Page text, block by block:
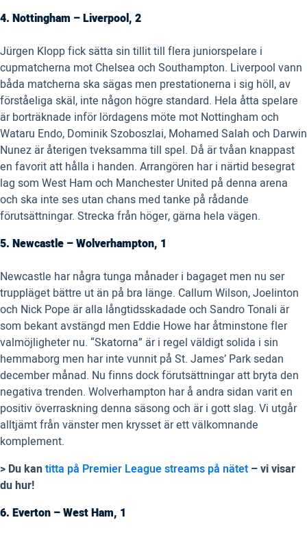
4. Nottingham – Liverpool, 2
Jürgen Klopp fick sätta sin tillit till flera juniorspelare i
cupmatcherna mot Chelsea och Southampton. Liverpool vann
båda matcherna ska sägas men prestationerna i sig höll, av
förståeliga skäl, inte någon högre standard. Hela åtta spelare
är borträknade inför lördagens möte mot Nottingham och
Wataru Endo, Dominik Szoboszlai, Mohamed Salah och Darwin
Nunez är återigen tveksamma till spel. Då är tvåan knappast
en favorit att hålla i handen. Arrangören har i närtid besegrat
lag som West Ham och Manchester United på denna arena
och ska inte ses utan chans med tanke på rådande
förutsättningar. Strecka från höger, gärna hela vägen.
5. Newcastle – Wolverhampton, 1
Newcastle har några tunga månader i bagaget men nu ser
truppläget bättre ut än på bra länge. Callum Wilson, Joelinton
och Nick Pope är alla långtidsskadade och Sandro Tonali är
som bekant avstängd men Eddie Howe har åtminstone fler
valmöjligheter nu. “Skatorna” är i regel väldigt solida i sin
hemmaborg men har inte vunnit på St. James’ Park sedan
december månad. Nu finns dock förutsättningar att bryta den
negativa trenden. Wolverhampton har å andra sidan varit en
positiv överraskning denna säsong och är i gott slag. Vi utgår
alltjämt från vänster men krysset är ett välkomnande
komplement.
> Du kantitta på Premier League streams på nätet – vi visar
du hur!
6. Everton – West Ham, 1